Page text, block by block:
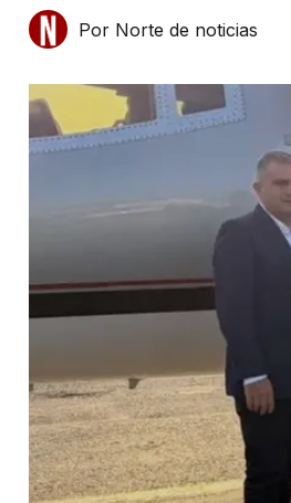
Por Norte de noticias